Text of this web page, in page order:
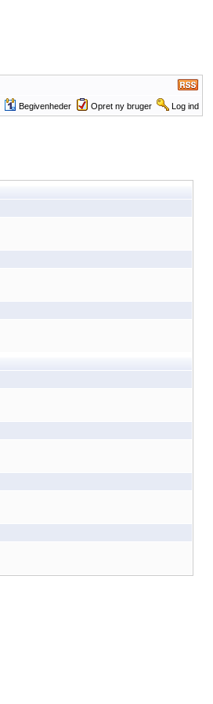
Begivenheder Opret ny bruger Log ind